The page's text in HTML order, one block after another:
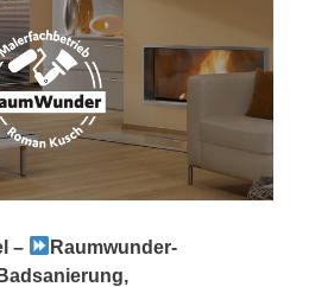
–
Raumwunder-
Badsanierung,